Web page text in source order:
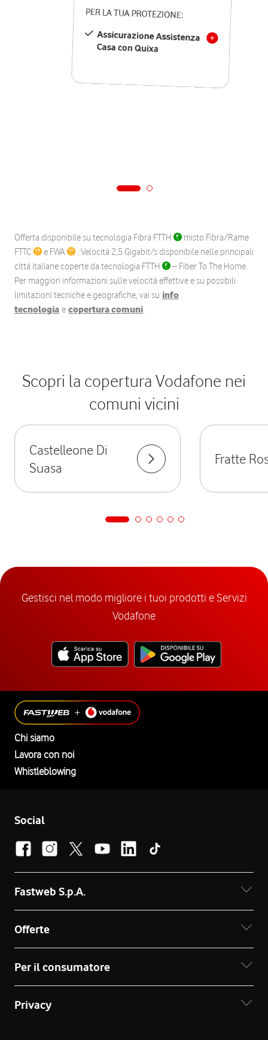
PER LA TUA PROTEZIONE:
Assicurazione Assistenza
Casa con Quixa
Offerta disponibile su tecnologia Fibra FTTH
misto Fibra/Rame
FTTC
e FWA
. Velocità 2,5 Gigabit/s disponibile nelle principali
città italiane coperte da tecnologia FTTH
– Fiber To The Home.
Per maggiori informazioni sulle velocità effettive e su possibili
limitazioni tecniche e geografiche, vai su info
tecnologia e copertura comuni.
Scopri la copertura Vodafone nei
comuni vicini
Castelleone Di
Suasa
Fratte
Gestisci nel modo migliore i tuoi prodotti e Servizi
Vodafone
Chi siamo
Lavora con noi
Whistleblowing
Social
Fastweb S.p.A.
Offerte
Per il consumatore
Privacy